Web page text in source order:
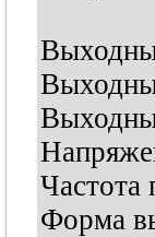
Частота
Форма